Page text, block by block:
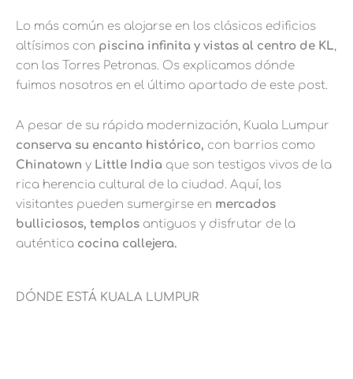
Lo más común es alojarse en los clásicos edificios
altísimos con piscina infinita y vistas al centro de KL,
con las Torres Petronas. Os explicamos dónde
fuimos nosotros en el último apartado de este post.
A pesar de su rápida modernización, Kuala Lumpur
conserva su encanto histórico, con barrios como
Chinatown y Little India que son testigos vivos de la
rica herencia cultural de la ciudad. Aquí, los
visitantes pueden sumergirse en mercados
bulliciosos, templos antiguos y disfrutar de la
auténtica cocina callejera.
DÓNDE ESTÁ KUALA LUMPUR